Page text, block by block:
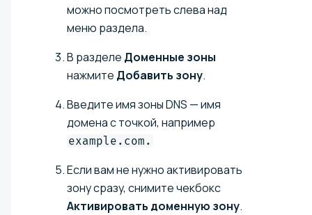
можно посмотреть слева над
меню раздела.
В разделе Доменные зоны
нажмите Добавить зону.
Введите имя зоны DNS — имя
домена с точкой, например
example.com.
Если вам не нужно активировать
зону сразу, снимите чекбокс
Активировать доменную зону.